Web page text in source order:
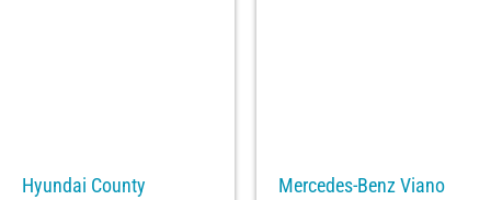
Hyundai County
Mercedes-Benz Viano